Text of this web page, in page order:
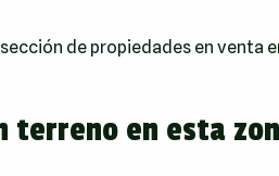
de propiedades en venta
terreno en esta